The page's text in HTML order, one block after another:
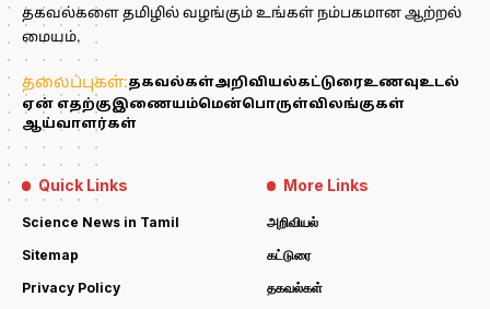
தகவல்களை தமிழில் வழங்கும் உங்கள் நம்பகமான ஆற்றல்
மையம்.
தலைப்புகள்:தகவல்கள்அறிவியல்கட்டுரைஉணவுஉடல்
ஏன் எதற்குஇணையம்மென்பொருள்விலங்குகள்
ஆய்வாளர்கள்
Quick Links
Science News in Tamil
Sitemap
Privacy Policy
More Links
அறிவியல்
கட்டுரை
தகவல்கள்